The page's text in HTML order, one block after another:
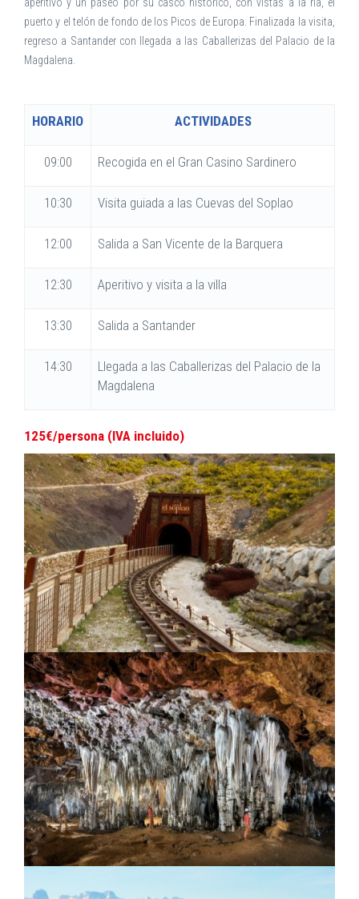
aperitivo y un paseo por su casco histórico, con vistas a la ría, el
puerto y el telón de fondo de los Picos de Europa. Finalizada la visita,
regreso a Santander con llegada a las Caballerizas del Palacio de la
Magdalena.
HORARIO ACTIVIDADES
09:00 Recogida en el Gran Casino Sardinero
10:30 Visita guiada a las Cuevas del Soplao
12:00 Salida a San Vicente de la Barquera
12:30 Aperitivo y visita a la villa
13:30 Salida a Santander
14:30
Llegada a las Caballerizas del Palacio de la
Magdalena
125€/persona (IVA incluido)